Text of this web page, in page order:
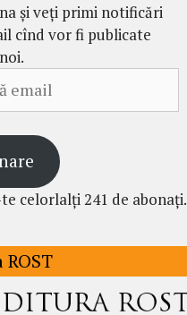
și veți primi notificări
cînd vor fi publicate
celorlalți 241 de abonați.